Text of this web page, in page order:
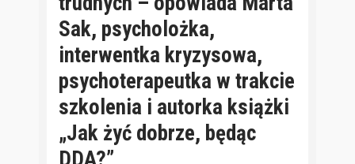
Sak, psycholożka,
interwentka kryzysowa,
psychoterapeutka w trakcie
szkolenia i autorka książki
„Jak żyć dobrze, będąc